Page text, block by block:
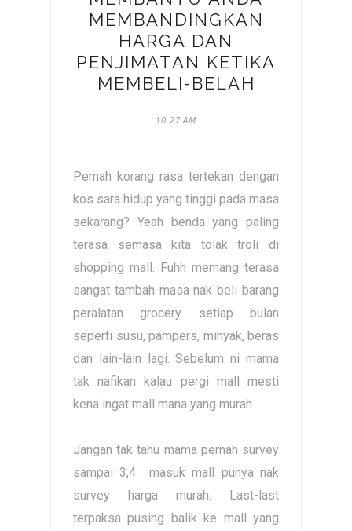
MEMBANDINGKAN
HARGA DAN
PENJIMATAN KETIKA
MEMBELI-BELAH
10:27 AM
Pernah korang rasa tertekan dengan
kos sara hidup yang tinggi pada masa
sekarang? Yeah benda yang paling
terasa semasa kita tolak troli di
shopping mall. Fuhh memang terasa
sangat tambah masa nak beli barang
peralatan grocery setiap bulan
seperti susu, pampers, minyak, beras
dan lain-lain lagi. Sebelum ni mama
tak nafikan kalau pergi mall mesti
kena ingat mall mana yang murah.
Jangan tak tahu mama pernah survey
sampai 3,4 masuk mall punya nak
survey harga murah. Last-last
terpaksa pusing balik ke mall yang